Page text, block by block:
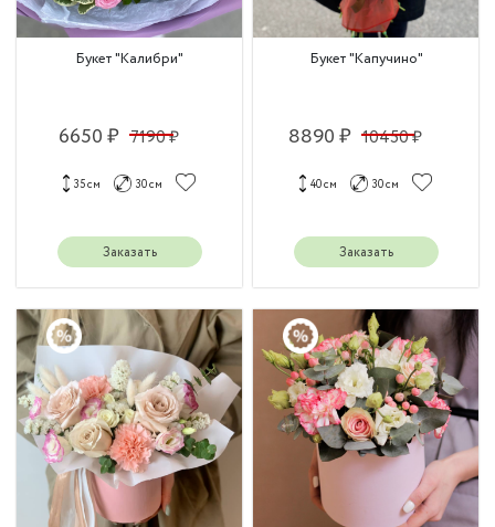
Букет "Калибри"
6650 ₽ 7190 ₽
35 см 30 см
Заказать
Букет "Капучино"
8890 ₽ 10450 ₽
40 см 30 см
Заказать